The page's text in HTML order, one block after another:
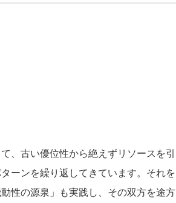
、古い優位性から絶えずリソースを引
ーンを繰り返してきています。それを
性の源泉」も実践し、その双方を途方